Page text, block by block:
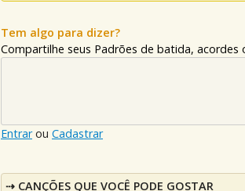
Tem algo para dizer?
Compartilhe seus Padrões de batida, acordes
Entrarou Cadastrar
CANÇÕES QUE VOCÊ PODE GOSTAR